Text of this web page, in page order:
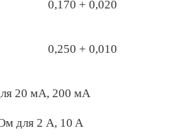
0,170 + 0,020
0,250 + 0,010
20 мA, 200 мA
для 2 A, 10 A